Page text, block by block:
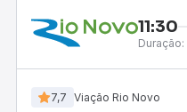
11:30
Duração:
7,7 Viação Rio Novo